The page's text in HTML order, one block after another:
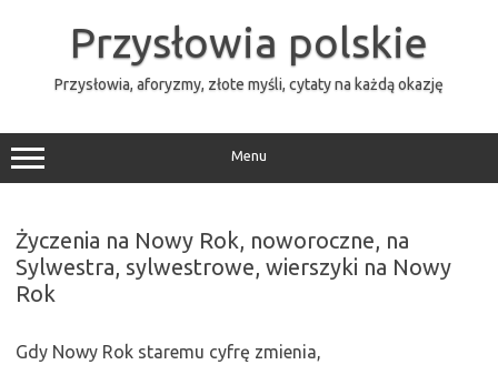
Przysłowia polskie
Przysłowia, aforyzmy, złote myśli, cytaty na każdą okazję
Menu
Życzenia na Nowy Rok, noworoczne, na
Sylwestra, sylwestrowe, wierszyki na Nowy
Rok
Gdy Nowy Rok staremu cyfrę zmienia,